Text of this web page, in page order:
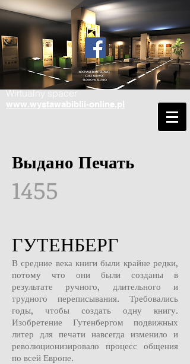
Wirtualny spacer
www.wystawabiblii-online.pl
Выдано Печать
1455
ГУТЕНБЕРГ
В средние века книги были крайне редки,
потому что они были созданы в
результате ручного, длительного и
трудного переписывания. Требовались
годы, чтобы создать одну книгу.
Изобретение Гутенбергом подвижных
литер для печати навсегда изменило и
революционизировало процесс общения
по всей Европе.